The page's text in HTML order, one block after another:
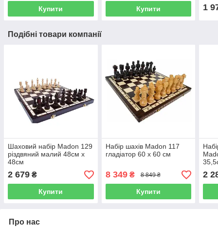
Купити Купити 1
Подібні товари компанії
Шаховий набір Madon 129
різдвяний малий 48см х
48см
2 679 ₴
Купити
Набір шахів Madon 117
гладіатор 60 х 60 см
8 349₴ 8 849 ₴
Купити
2
Про нас